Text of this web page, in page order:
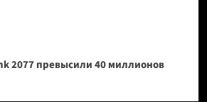
2077 превысили 40 миллионов